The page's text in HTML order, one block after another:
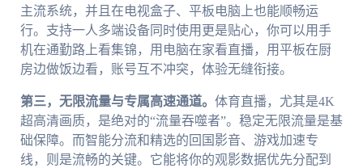
主流系统，并且在电视盒子、平板电脑上也能顺畅运
行。支持一人多端设备同时使用更是贴心，你可以用手
机在通勤路上看集锦，用电脑在家看直播，用平板在厨
房边做饭边看，账号互不冲突，体验无缝衔接。
第三，无限流量与专属高速通道。 体育直播，尤其是4K
超高清画质，是绝对的“流量吞噬者”。稳定无限流量是基
础保障。而智能分流和精选的回国影音、游戏加速专
线，则是流畅的关键。它能将你的观影数据优先分配到